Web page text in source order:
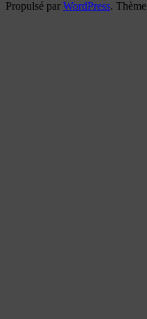
Propulsé par WordPress. Thème